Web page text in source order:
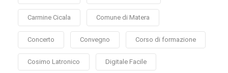
Carmine Cicala Comune di Matera
Concerto Convegno Corso di formazione
Cosimo Latronico Digitale Facile